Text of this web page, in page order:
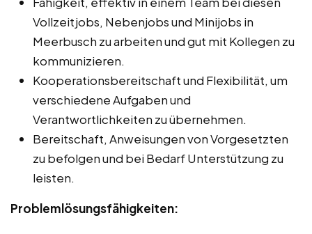
Vollzeitjobs, Nebenjobs und Minijobs in
Meerbusch zu arbeiten und gut mit Kollegen zu
kommunizieren.
Kooperationsbereitschaft und Flexibilität, um
verschiedene Aufgaben und
Verantwortlichkeiten zu übernehmen.
Bereitschaft, Anweisungen von Vorgesetzten
zu befolgen und bei Bedarf Unterstützung zu
leisten.
Problemlösungsfähigkeiten: